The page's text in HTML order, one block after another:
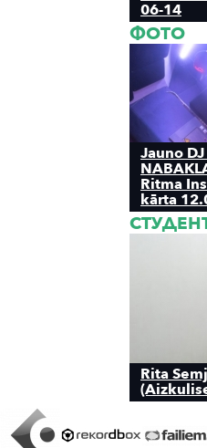
06-14
ФОТО
Jauno
Ritma
kārta
Rita